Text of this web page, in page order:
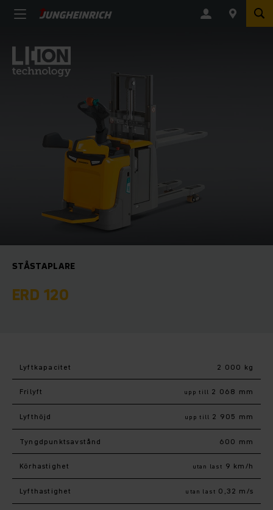
STÅSTAPLARE
ERD 120
Lyftkapacitet 2 000 kg
Frilyft upp till 2 068 mm
Lyfthöjd upp till 2 905 mm
Tyngdpunktsavstånd 600 mm
Körhastighet utan last 9 km/h
Lyfthastighet utan last 0,32 m/s